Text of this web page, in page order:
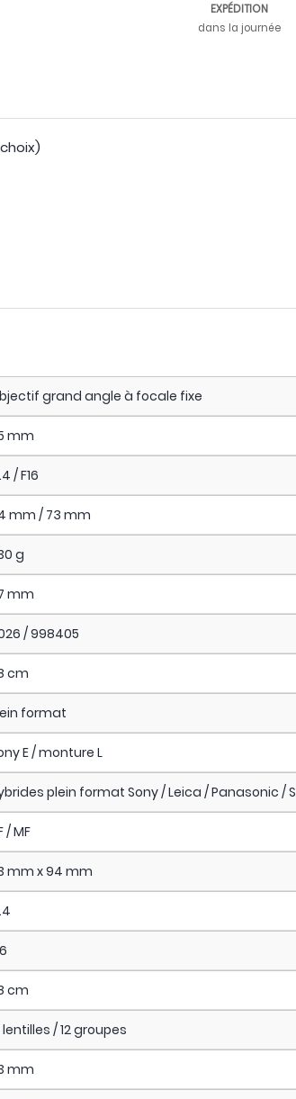
EXPÉDITION
dans la journée
grand angle à focale fixe
mm
/ F16
mm / 73 mm
g
mm
/ 998405
cm
format
E / monture L
plein format Sony / Leica / Panasonic /
/ MF
mm x 94 mm
cm
lentilles / 12 groupes
mm